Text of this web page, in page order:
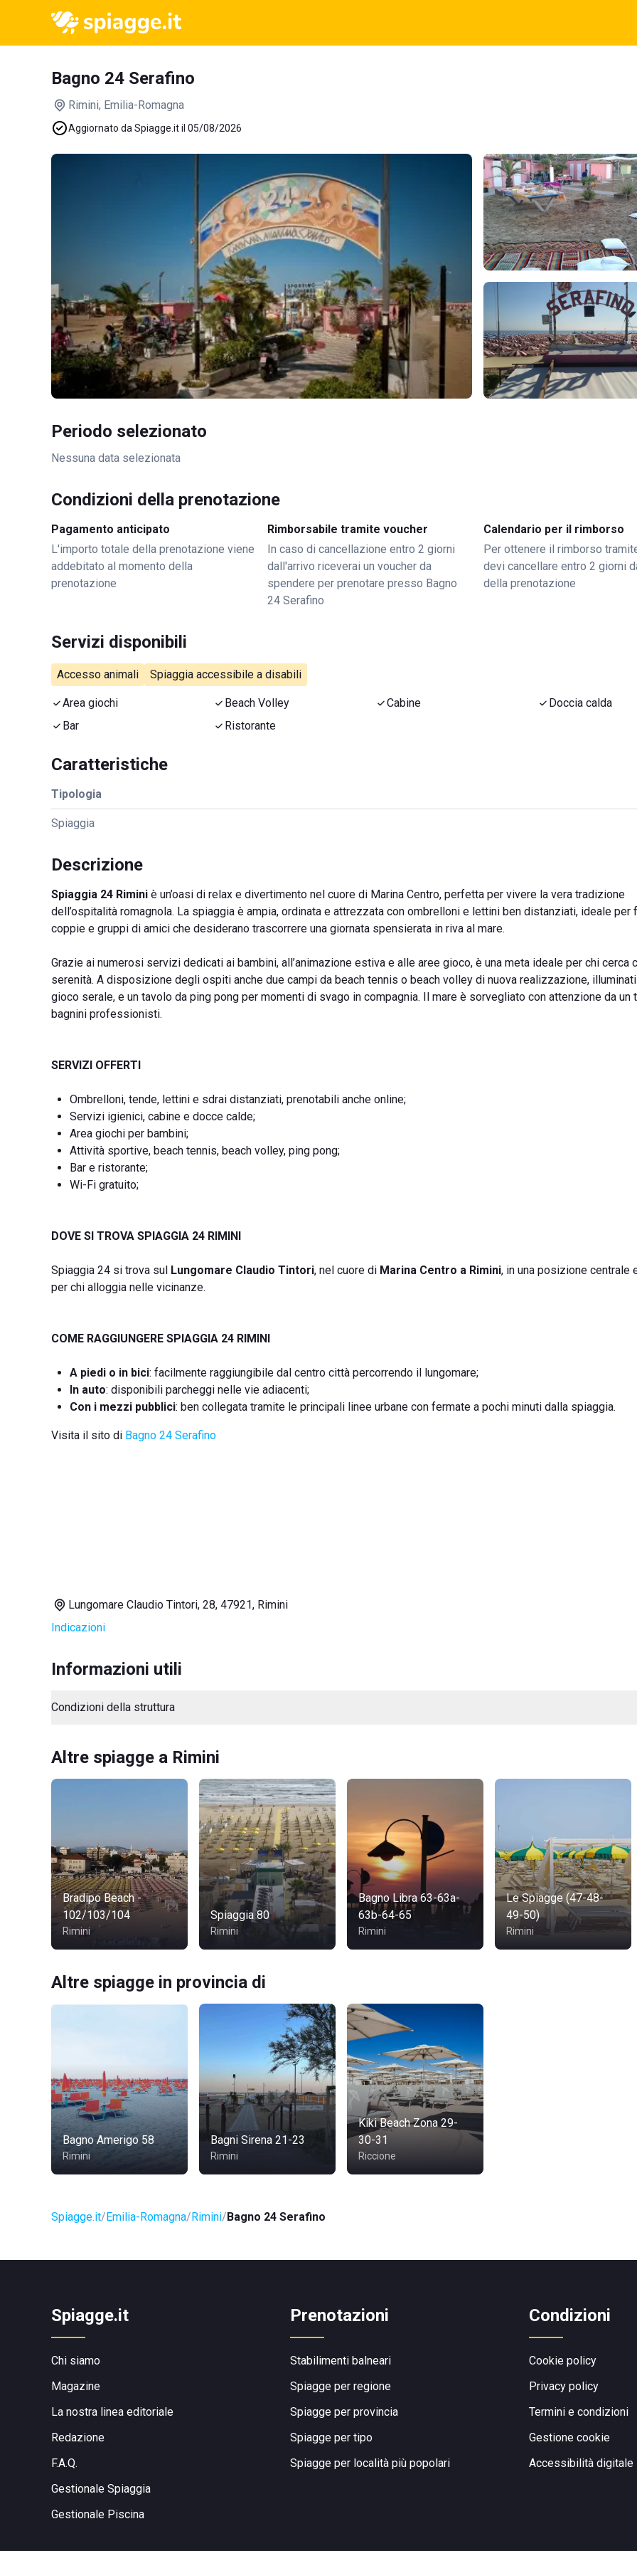
Bagno 24 Serafino
Rimini, Emilia-Romagna
Aggiornato da Spiagge.it il 05/08/2026
Periodo selezionato
Nessuna data selezionata
Condizioni della prenotazione
Pagamento anticipato
L'importo totale della prenotazione viene
addebitato al momento della
prenotazione
Rimborsabile tramite voucher
In caso di cancellazione entro 2 giorni
dall'arrivo riceverai un voucher da
spendere per prenotare presso Bagno
24 Serafino
Calendario per il rimborso
Per ottenere il rimborso
devi cancellare entro 2 giorni
della prenotazione
Servizi disponibili
Accesso animali Spiaggia accessibile a disabili
Area giochi Beach Volley Cabine
Doccia calda
Bar
Ristorante
Caratteristiche
Tipologia
Spiaggia
Descrizione
Spiaggia 24 Rimini è un’oasi di relax e divertimento nel cuore di Marina Centro, perfetta per vivere la vera tradizione
dell’ospitalità romagnola. La spiaggia è ampia, ordinata e attrezzata con ombrelloni e lettini ben distanziati, ideale per
coppie e gruppi di amici che desiderano trascorrere una giornata spensierata in riva al mare.
Grazie ai numerosi servizi dedicati ai bambini, all’animazione estiva e alle aree gioco, è una meta ideale per chi cerca
serenità. A disposizione degli ospiti anche due campi da beach tennis o beach volley di nuova realizzazione,
gioco serale, e un tavolo da ping pong per momenti di svago in compagnia. Il mare è sorvegliato con attenzione da un
bagnini professionisti.
SERVIZI OFFERTI
Ombrelloni, tende, lettini e sdrai distanziati, prenotabili anche online;
Servizi igienici, cabine e docce calde;
Area giochi per bambini;
Attività sportive, beach tennis, beach volley, ping pong;
Bar e ristorante;
Wi-Fi gratuito;
DOVE SI TROVA SPIAGGIA 24 RIMINI
Spiaggia 24 si trova sul Lungomare Claudio Tintori, nel cuore di Marina Centro a Rimini, in una posizione centrale
per chi alloggia nelle vicinanze.
COME RAGGIUNGERE SPIAGGIA 24 RIMINI
A piedi o in bici: facilmente raggiungibile dal centro città percorrendo il lungomare;
In auto: disponibili parcheggi nelle vie adiacenti;
Con i mezzi pubblici: ben collegata tramite le principali linee urbane con fermate a pochi minuti dalla spiaggia.
Visita il sito di Bagno 24 Serafino
Lungomare Claudio Tintori, 28, 47921, Rimini
Indicazioni
Informazioni utili
Condizioni della struttura
Altre spiagge a Rimini
Bradipo Beach -
102/103/104
Rimini
Spiaggia 80
Rimini
Bagno Libra 63-63a-
63b-64-65
Rimini
Le Spiagge (47-48-
49-50)
Rimini
Altre spiagge in provincia di
Bagno Amerigo 58
Rimini
Bagni Sirena 21-23
Rimini
Kiki Beach Zona 29-
30-31
Riccione
Spiagge.it Emilia-Romagna Rimini Bagno 24 Serafino
Spiagge.it
Chi siamo
Magazine
La nostra linea editoriale
Redazione
F.A.Q.
Gestionale Spiaggia
Gestionale Piscina
Prenotazioni
Stabilimenti balneari
Spiagge per regione
Spiagge per provincia
Spiagge per tipo
Spiagge per località più popolari
Condizioni
Cookie policy
Privacy policy
Termini e condizioni
Gestione cookie
Accessibilità digitale